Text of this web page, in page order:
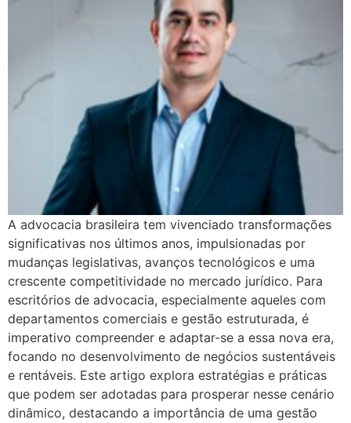
A advocacia brasileira tem vivenciado transformações
significativas nos últimos anos, impulsionadas por
mudanças legislativas, avanços tecnológicos e uma
crescente competitividade no mercado jurídico. Para
escritórios de advocacia, especialmente aqueles com
departamentos comerciais e gestão estruturada, é
imperativo compreender e adaptar-se a essa nova era,
focando no desenvolvimento de negócios sustentáveis
e rentáveis. Este artigo explora estratégias e práticas
que podem ser adotadas para prosperar nesse cenário
dinâmico, destacando a importância de uma gestão